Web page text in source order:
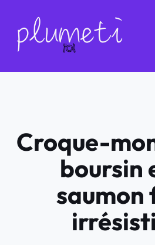
contenu
Croque-
boursin
saumon